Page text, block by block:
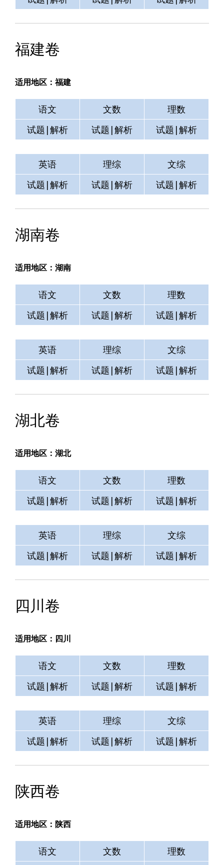
福建卷
适用地区：福建
语文 文数
理数
试题|解析
试题|解析 试题|解析
英语 理综
文综
试题|解析
试题|解析 试题|解析
湖南卷
适用地区：湖南
语文 文数
理数
试题|解析
试题|解析 试题|解析
英语 理综
文综
试题|解析
试题|解析 试题|解析
湖北卷
适用地区：湖北
语文 文数
理数
试题|解析
试题|解析 试题|解析
英语 理综
文综
试题|解析
试题|解析 试题|解析
四川卷
适用地区：四川
语文 文数
理数
试题|解析
试题|解析 试题|解析
英语 理综
文综
试题|解析
试题|解析 试题|解析
陕西卷
适用地区：陕西
语文 文数
理数